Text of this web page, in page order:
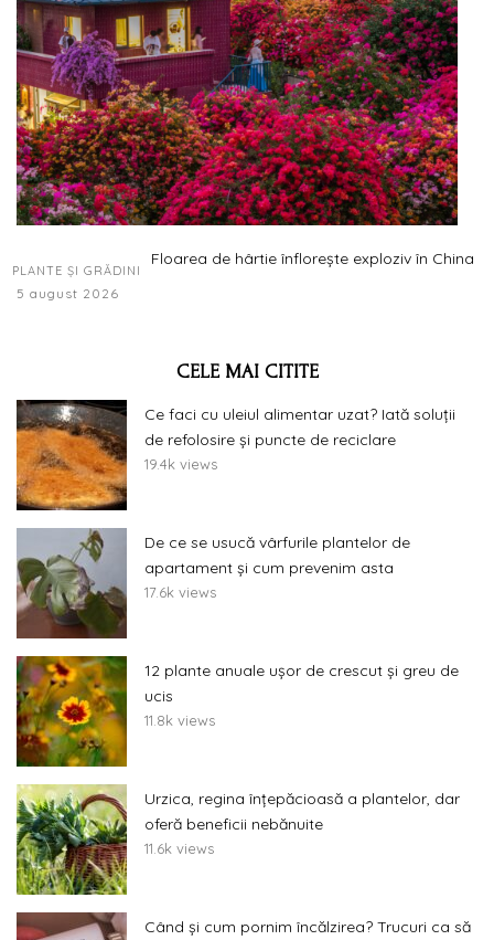
PLANTE ȘI GRĂDINI
Floarea de hârtie înflorește exploziv în China
5 august 2026
CELE MAI CITITE
Ce faci cu uleiul alimentar uzat? Iată soluții
de refolosire și puncte de reciclare
19.4k views
De ce se usucă vârfurile plantelor de
apartament și cum prevenim asta
17.6k views
12 plante anuale ușor de crescut și greu de
ucis
11.8k views
Urzica, regina înțepăcioasă a plantelor, dar
oferă beneficii nebănuite
11.6k views
Când și cum pornim încălzirea? Trucuri ca să